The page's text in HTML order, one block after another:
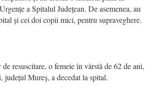
a Spitalul Județean. De asemenea, au
și cei doi copii mici, pentru supraveghere.
resuscitare, o femeie în vârstă de 62 de ani,
județul Mureș, a decedat la spital.